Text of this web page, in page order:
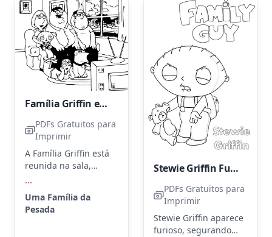
toque especial.
Família Griffin em sua casa
PDFs Gratuitos para
Imprimir
A Família Griffin está
reunida na sala,
Meg e Brian
compartilham um
...
Uma Família da
Pesada
Stewie Griffin Furioso
PDFs Gratuitos para
Imprimir
Stewie Griffin aparece
furioso, segurando